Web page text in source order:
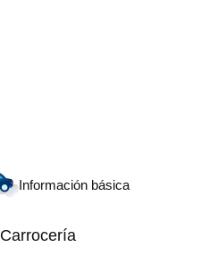
Información básica
Carrocería